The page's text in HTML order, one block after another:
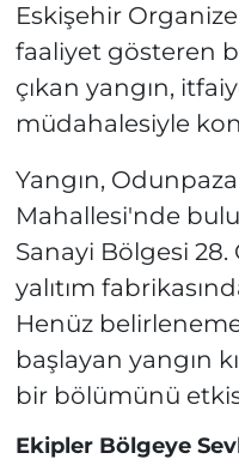
Eskişehir
faaliyet gösteren
çıkan yangın,
müdahalesiyle
Yangın,
Mahallesi'nde
Sanayi Bölgesi
yalıtım
Henüz
başlayan yangın
bir bölümünü
Ekipler Bölgeye